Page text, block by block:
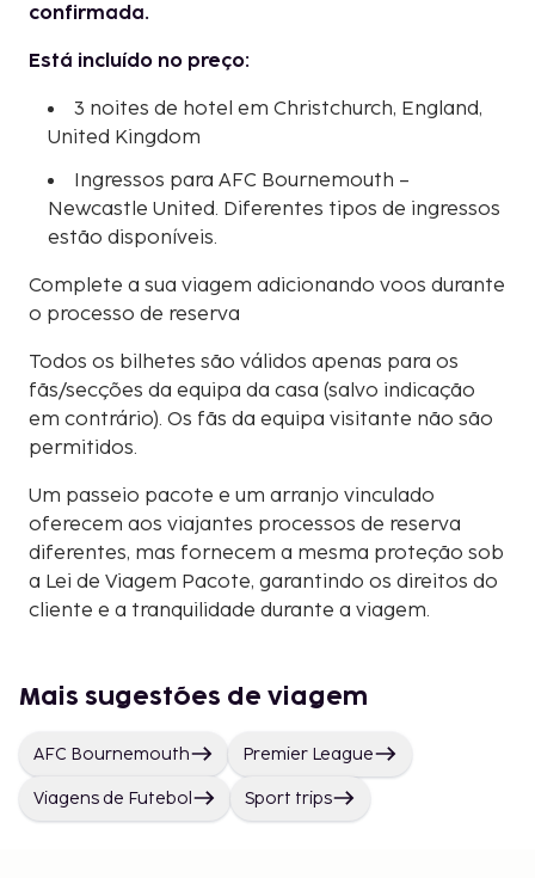
confirmada.
Está incluído no preço:
3 noites de hotel em Christchurch, England,
United Kingdom
Ingressos para AFC Bournemouth –
Newcastle United. Diferentes tipos de ingressos
estão disponíveis.
Complete a sua viagem adicionando voos durante
o processo de reserva
Todos os bilhetes são válidos apenas para os
fãs/secções da equipa da casa (salvo indicação
em contrário). Os fãs da equipa visitante não são
permitidos.
Um passeio pacote e um arranjo vinculado
oferecem aos viajantes processos de reserva
diferentes, mas fornecem a mesma proteção sob
a Lei de Viagem Pacote, garantindo os direitos do
cliente e a tranquilidade durante a viagem.
Mais sugestões de viagem
AFC Bournemouth Premier League
Viagens de Futebol Sport trips